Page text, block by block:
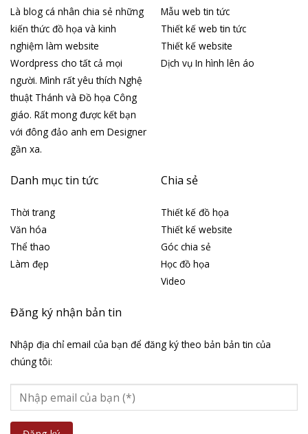
Là blog cá nhân chia sẻ những
kiến thức đồ họa và kinh
nghiệm làm website
Wordpress cho tất cả mọi
người. Mình rất yêu thích Nghệ
thuật Thánh và Đồ họa Công
giáo. Rất mong được kết bạn
với đông đảo anh em Designer
gần xa.
Mẫu web tin tức
Thiết kế web tin tức
Thiết kế website
Dịch vụ In hình lên áo
Danh mục tin tức
Thời trang
Văn hóa
Thể thao
Làm đẹp
Chia sẻ
Thiết kế đồ họa
Thiết kế website
Góc chia sẻ
Học đồ họa
Video
Đăng ký nhận bản tin
Nhập địa chỉ email của bạn để đăng ký theo bản bản tin của
chúng tôi: